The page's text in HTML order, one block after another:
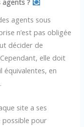
agents sous
n’est pas obligée
décider de
elle doit
en
site a ses
pour